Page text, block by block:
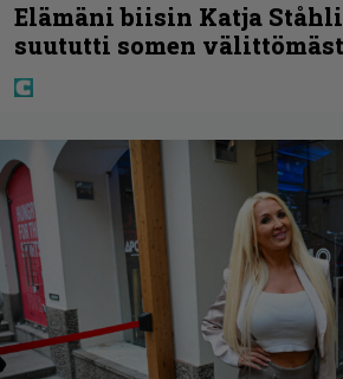
Elämäni biisin Katja
suututti somen